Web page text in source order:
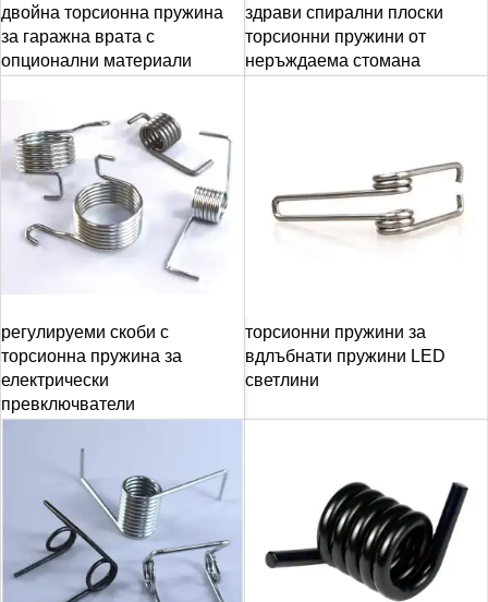
двойна торсионна пружина
за гаражна врата с
опционални материали
здрави спирални плоски
торсионни пружини от
неръждаема стомана
регулируеми скоби с
торсионна пружина за
електрически
превключватели
торсионни пружини за
вдлъбнати пружини LED
светлини